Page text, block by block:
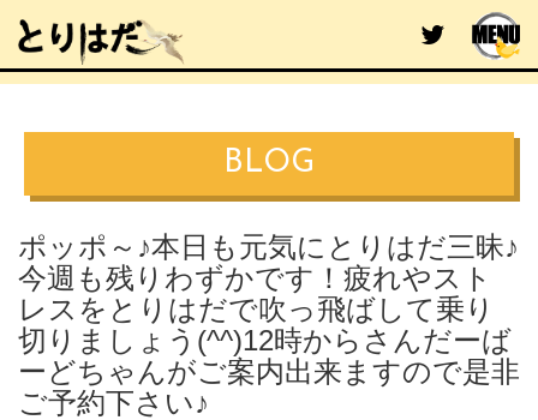
BLOG
ポッポ～♪本日も元気にとりはだ三昧♪
今週も残りわずかです！疲れやスト
レスをとりはだで吹っ飛ばして乗り
切りましょう(^^)12時からさんだーば
ーどちゃんがご案内出来ますので是非
ご予約下さい♪